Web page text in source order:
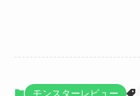
モンスターレビュー